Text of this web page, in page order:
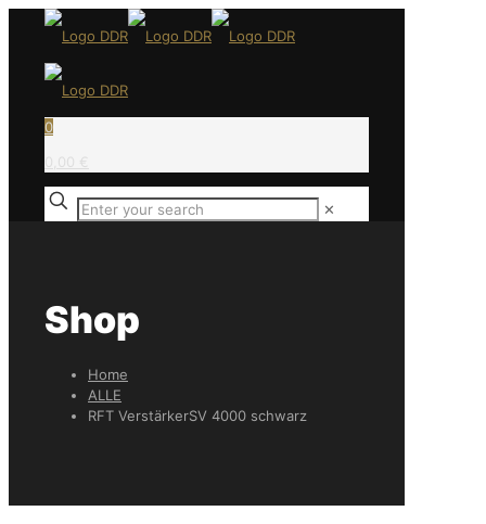
0
0,00 €
✕
Shop
Home
ALLE
RFT VerstärkerSV 4000 schwarz